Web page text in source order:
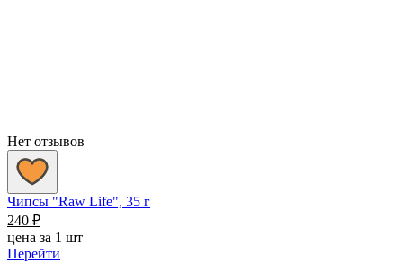
Нет отзывов
Чипсы "Raw Life", 35 г
240 ₽
цена за 1 шт
Перейти